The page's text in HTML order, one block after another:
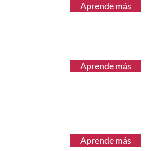
Aprende más
Aprende más
Aprende más